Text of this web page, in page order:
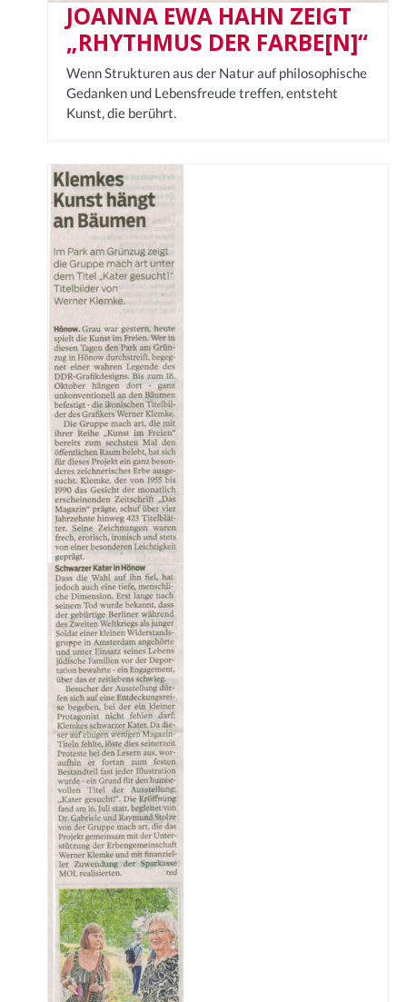
JOANNA EWA HAHN ZEIGT
„RHYTHMUS DER FARBE[N]“
Wenn Strukturen aus der Natur auf philosophische
Gedanken und Lebensfreude treffen, entsteht
Kunst, die berührt.